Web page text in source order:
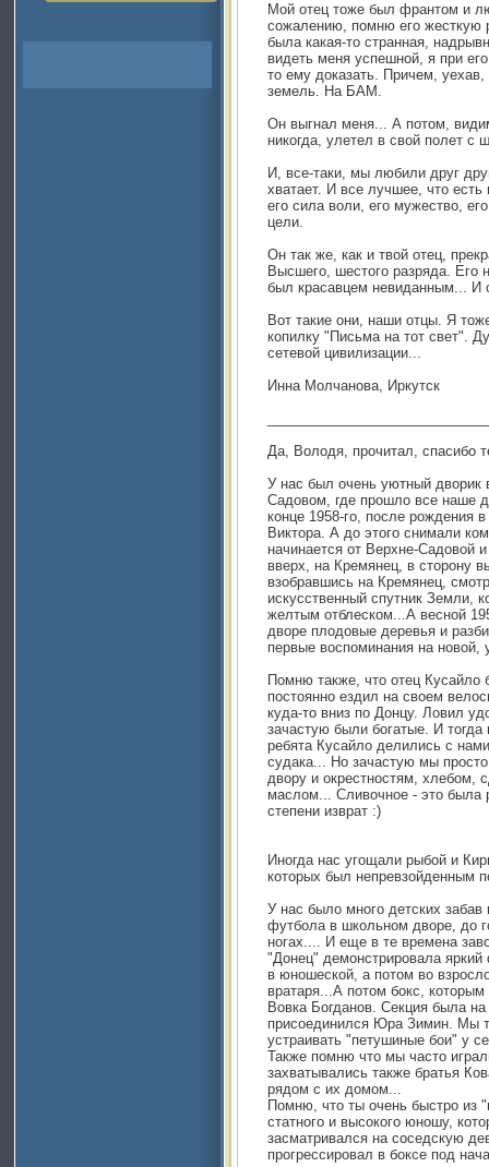
Мой отец тоже был франтом и
сожалению, помню его жесткую
была какая-то странная,
видеть меня успешной, я при
то ему доказать. Причем,
земель. На БАМ.
Он выгнал меня... А потом,
никогда, улетел в свой полет с
И, все-таки, мы любили друг
хватает. И все лучшее, что есть
его сила воли, его мужество,
цели.
Он так же, как и твой отец,
Высшего, шестого разряда.
был красавцем невиданным...
Вот такие они, наши отцы. Я
копилку "Письма на тот свет".
сетевой цивилизации...
Инна Молчанова, Иркутск
Да, Володя, прочитал, спасибо
У нас был очень уютный
Садовом, где прошло все наше
конце 1958-го, после рождения
Виктора. А до этого снимали
начинается от Верхне-Садовой
вверх, на Кремянец, в сторону
взобравшись на Кремянец,
искусственный спутник Земли,
желтым отблеском...А весной
дворе плодовые деревья и
первые воспоминания на новой,
Помню также, что отец
постоянно ездил на своем
куда-то вниз по Донцу. Ловил
зачастую были богатые. И
ребята Кусайло делились с
судака... Но зачастую мы
двору и окрестностям, хлебом,
маслом... Сливочное - это была
степени изврат :)
Иногда нас угощали рыбой и
которых был непревзойденным
У нас было много детских забав
футбола в школьном дворе, до
ногах.... И еще в те времена
"Донец" демонстрировала
в юношеской, а потом во
вратаря...А потом бокс,
Вовка Богданов. Секция была
присоединился Юра Зимин. Мы
устраивать "петушиные бои" у
Также помню что мы часто
захватывались также братья
рядом с их домом...
Помню, что ты очень быстро из
статного и высокого юношу,
засматривался на соседскую
прогрессировал в боксе под